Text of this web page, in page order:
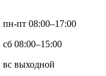
пн-пт 08:00–17:00
сб 08:00–15:00
вс выходной